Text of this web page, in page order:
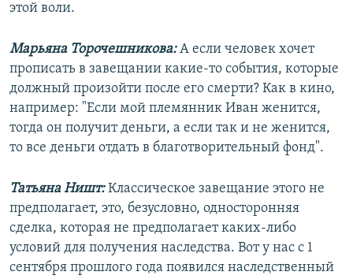
этой воли.
Марьяна Торочешникова:А если человек хочет
прописать в завещании какие-то события, которые
должный произойти после его смерти? Как в кино,
например: "Если мой племянник Иван женится,
тогда он получит деньги, а если так и не женится,
то все деньги отдать в благотворительный фонд".
Татьяна Ништ:Классическое завещание этого не
предполагает, это, безусловно, односторонняя
сделка, которая не предполагает каких-либо
условий для получения наследства. Вот у нас с 1
сентября прошлого года появился наследственный